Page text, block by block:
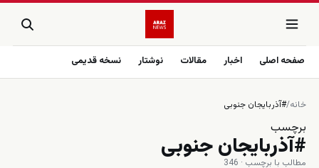
صفحه اصلی اخبار مقالات نوشتار نسخه قدیمی
خانه/#آذربایجان جنوبی
برچسب
#آذربایجان جنوبی
مطالب با برچسب · 346